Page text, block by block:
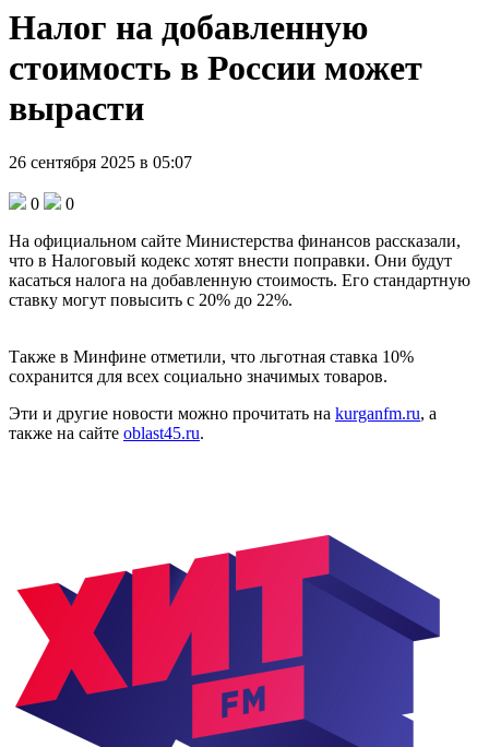
Налог на добавленную
стоимость в России может
вырасти
26 сентября 2025 в 05:07
0
0
На официальном сайте Министерства финансов рассказали,
что в Налоговый кодекс хотят внести поправки. Они будут
касаться налога на добавленную стоимость. Его стандартную
ставку могут повысить с 20% до 22%.
Также в Минфине отметили, что льготная ставка 10%
сохранится для всех социально значимых товаров.
Эти и другие новости можно прочитать на kurganfm.ru, а
также на сайте oblast45.ru.